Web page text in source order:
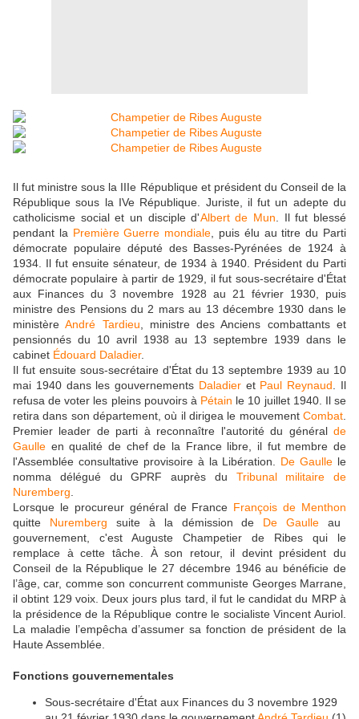
Il fut ministre sous la IIIe République et président du Conseil de la
République sous la IVe République. Juriste, il fut un adepte du
catholicisme social et un disciple d'Albert de Mun . Il fut blessé
pendant la Première Guerre mondiale , puis élu au titre du Parti
démocrate populaire député des Basses-Pyrénées de 1924 à
1934. Il fut ensuite sénateur, de 1934 à 1940. Président du Parti
démocrate populaire à partir de 1929, il fut sous-secrétaire d'État
aux Finances du 3 novembre 1928 au 21 février 1930, puis
ministre des Pensions du 2 mars au 13 décembre 1930 dans le
ministèreAndré Tardieu , ministre des Anciens combattants et
pensionnés du 10 avril 1938 au 13 septembre 1939 dans le
cabinet Édouard Daladier.
Il fut ensuite sous-secrétaire d'État du 13 septembre 1939 au 10
mai 1940 dans les gouvernements Daladieret Paul Reynaud . Il
refusa de voter les pleins pouvoirs à Pétain le 10 juillet 1940. Il se
retira dans son département, où il dirigea le mouvement Combat
Premier leader de parti à reconnaître l'autorité du général de
Gaulle en qualité de chef de la France libre, il fut membre de
l'Assemblée consultative provisoire à la Libération. De Gaulle le
nomma délégué du GPRF auprès du Tribunal militaire de
Nuremberg
Lorsque le procureur général de France François de Menthon
quitte Nuremberg suite à la démission de De Gaulle au
gouvernement, c'est Auguste Champetier de Ribes qui le
remplace à cette tâche. À son retour, il devint président du
Conseil de la République le 27 décembre 1946 au bénéficie de
l’âge, car, comme son concurrent communiste Georges Marrane,
il obtint 129 voix. Deux jours plus tard, il fut le candidat du MRP à
la présidence de la République contre le socialiste Vincent Auriol.
La maladie l’empêcha d’assumer sa fonction de président de la
Haute Assemblée.
Fonctions gouvernementales
Sous-secrétaire d'État aux Finances du 3 novembre 1929